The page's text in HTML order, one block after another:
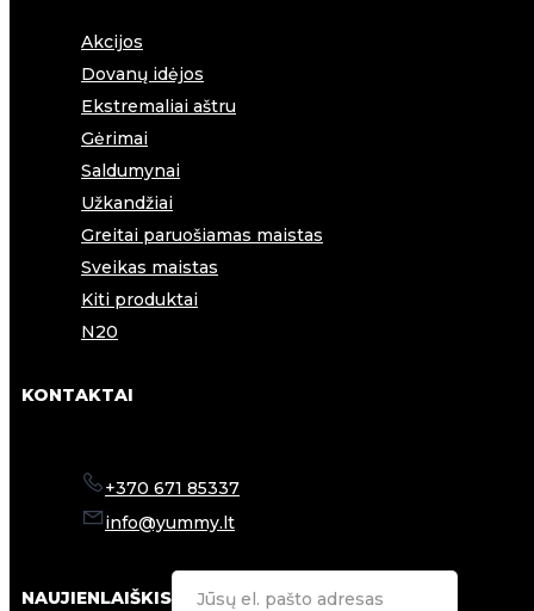
Akcijos
Dovanų idėjos
Ekstremaliai aštru
Gėrimai
Saldumynai
Užkandžiai
Greitai paruošiamas maistas
Sveikas maistas
Kiti produktai
N20
KONTAKTAI
+370 671 85337
info@yummy.lt
NAUJIENLAIŠKIS